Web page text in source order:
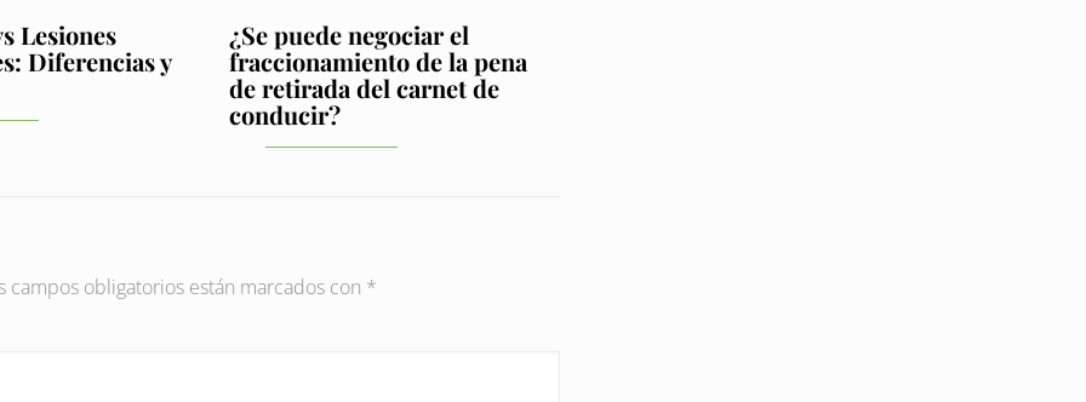
Lesiones
Diferencias y
¿Se puede negociar el
fraccionamiento de la pena
de retirada del carnet de
conducir?
campos obligatorios están marcados con *